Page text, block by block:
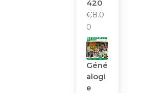
420
€8.0
0
Géné
Alogi
E